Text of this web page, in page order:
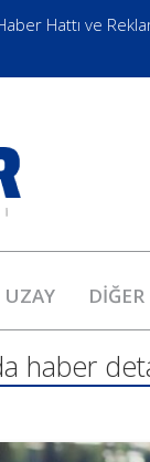
Hattı ve
UZAY DİĞER
haber